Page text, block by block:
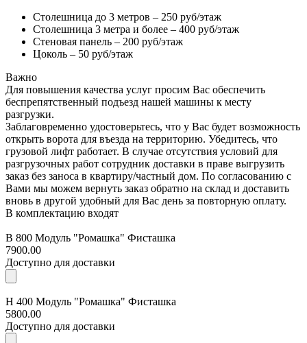
Столешница до 3 метров – 250 руб/этаж
Столешница 3 метра и более – 400 руб/этаж
Стеновая панель – 200 руб/этаж
Цоколь – 50 руб/этаж
Важно
Для повышения качества услуг просим Вас обеспечить
беспрепятственный подъезд нашей машины к месту
разгрузки.
Заблаговременно удостоверьтесь, что у Вас будет возможность
открыть ворота для въезда на территорию. Убедитесь, что
грузовой лифт работает. В случае отсутствия условий для
разгрузочных работ сотрудник доставки в праве выгрузить
заказ без заноса в квартиру/частный дом. По согласованию с
Вами мы можем вернуть заказ обратно на склад и доставить
вновь в другой удобный для Вас день за повторную оплату.
В комплектацию входят
В 800 Модуль "Ромашка" Фисташка
7900.00
Доступно для доставки
Н 400 Модуль "Ромашка" Фисташка
5800.00
Доступно для доставки